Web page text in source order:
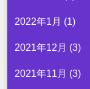
2022年1月 (1)
2021年12月 (3)
2021年11月 (3)